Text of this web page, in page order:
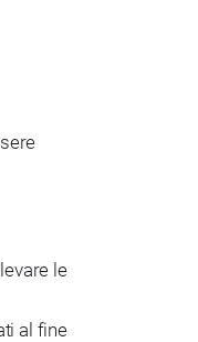
le
al fine